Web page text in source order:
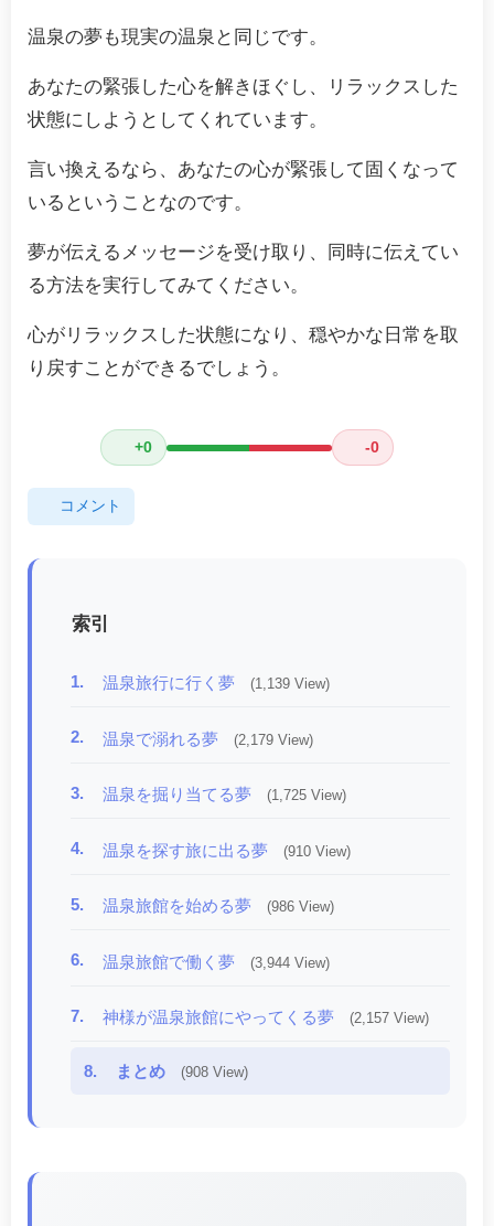
温泉の夢も現実の温泉と同じです。
あなたの緊張した心を解きほぐし、リラックスした
状態にしようとしてくれています。
言い換えるなら、あなたの心が緊張して固くなって
いるということなのです。
夢が伝えるメッセージを受け取り、同時に伝えてい
る方法を実行してみてください。
心がリラックスした状態になり、穏やかな日常を取
り戻すことができるでしょう。
+0 -0
コメント
索引
1. 温泉旅行に行く夢 (1,139 View)
2. 温泉で溺れる夢 (2,179 View)
3. 温泉を掘り当てる夢 (1,725 View)
4. 温泉を探す旅に出る夢 (910 View)
5. 温泉旅館を始める夢 (986 View)
6. 温泉旅館で働く夢 (3,944 View)
7. 神様が温泉旅館にやってくる夢 (2,157 View)
8. まとめ (908 View)